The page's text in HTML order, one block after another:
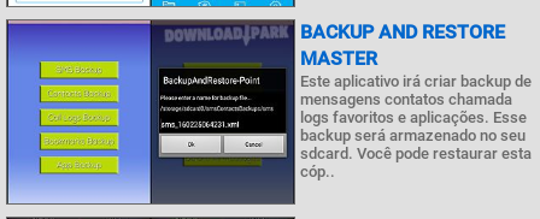
BACKUP AND RESTORE
MASTER
Este aplicativo irá criar backup de
mensagens contatos chamada
logs favoritos e aplicações. Esse
backup será armazenado no seu
sdcard. Você pode restaurar esta
cóp..